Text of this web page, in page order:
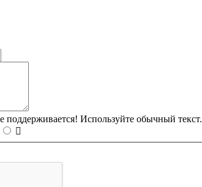
поддерживается! Используйте обычный текст.